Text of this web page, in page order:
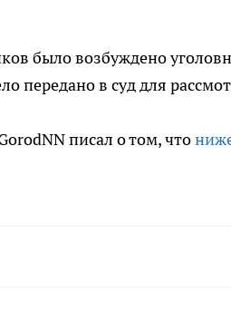
было возбуждено
передано в суд для
писал о том, что